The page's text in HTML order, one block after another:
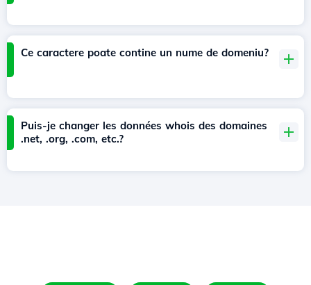
Ce caractere poate contine un nume de domeniu?
Puis-je changer les données whois des domaines
.net, .org, .com, etc.?